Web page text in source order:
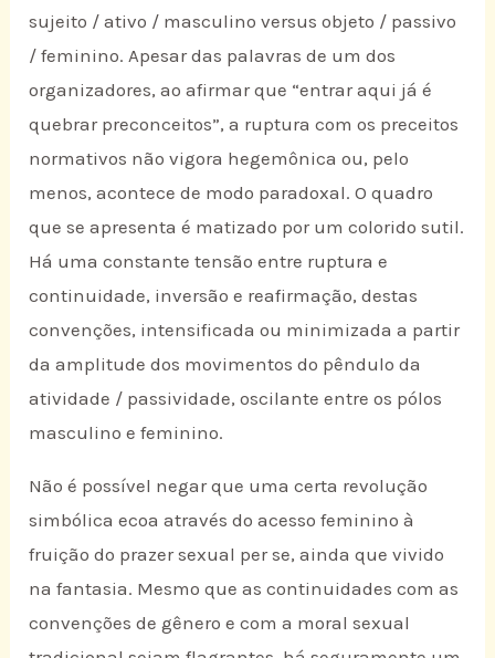
sujeito / ativo / masculino versus objeto / passivo
/ feminino. Apesar das palavras de um dos
organizadores, ao afirmar que “entrar aqui já é
quebrar preconceitos”, a ruptura com os preceitos
normativos não vigora hegemônica ou, pelo
menos, acontece de modo paradoxal. O quadro
que se apresenta é matizado por um colorido sutil.
Há uma constante tensão entre ruptura e
continuidade, inversão e reafirmação, destas
convenções, intensificada ou minimizada a partir
da amplitude dos movimentos do pêndulo da
atividade / passividade, oscilante entre os pólos
masculino e feminino.
Não é possível negar que uma certa revolução
simbólica ecoa através do acesso feminino à
fruição do prazer sexual per se, ainda que vivido
na fantasia. Mesmo que as continuidades com as
convenções de gênero e com a moral sexual